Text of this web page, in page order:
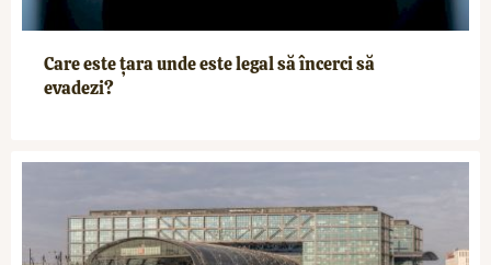
Care este țara unde este legal să încerci să
evadezi?